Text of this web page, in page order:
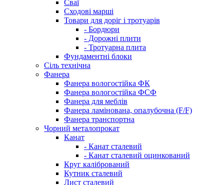
Сваї
Сходові марші
Товари для доріг і тротуарів
- Бордюри
- Дорожні плити
- Тротуарна плита
Фундаментні блоки
Сіль технічна
Фанера
Фанера вологостійка ФК
Фанера вологостійка ФСФ
Фанера для меблів
Фанера ламінована, опалубочна (F/F)
Фанера транспортна
Чорний металопрокат
Канат
- Канат сталевий
- Канат сталевий оцинкований
Круг калібрований
Кутник сталевий
Лист сталевий